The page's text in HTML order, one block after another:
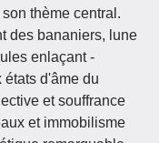
thème central.
des bananiers, lune
enlaçant -
d'âme du
et souffrance
et immobilisme